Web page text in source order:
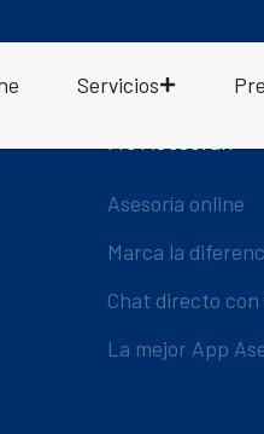
Servicios
Asesoría online
Marca la
Chat directo
La mejor App